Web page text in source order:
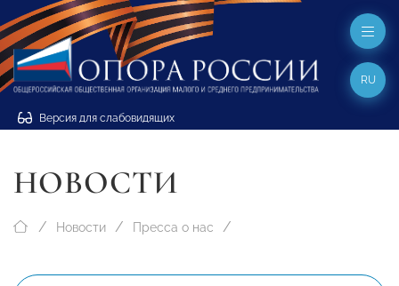
Версия для слабовидящих
RU
НОВОСТИ
Новости Пресса о нас